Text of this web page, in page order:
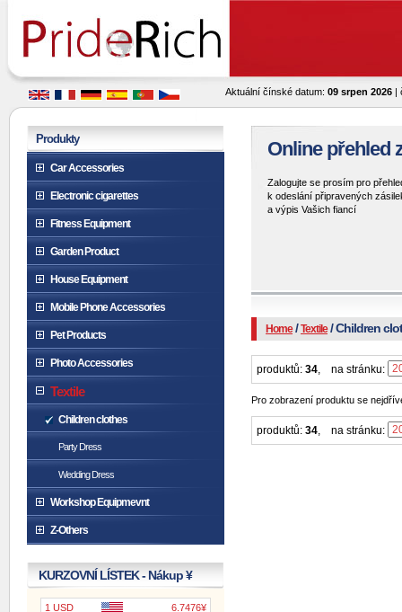
Aktuální čínské datum: 09 srpen 2026 |
Online přehled
Zalogujte se prosím pro
k odeslání připravených
a výpis Vašich fiancí
Home/Textile/ Children
produktů: 34, na stránku:
Pro zobrazení produktu se
produktů: 34, na stránku:
Produkty
Car Accessories
Electronic cigarettes
Fitness Equipment
Garden Product
House Equipment
Mobile Phone Accessories
Pet Products
Photo Accessories
Textile
Children clothes
Party Dress
Wedding Dress
Workshop Equipmevnt
Z-Others
KURZOVNÍ LÍSTEK - Nákup ¥
1 USD
6.7476¥